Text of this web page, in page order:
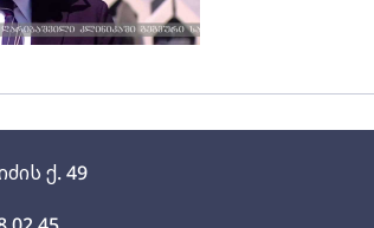
ქ. 49